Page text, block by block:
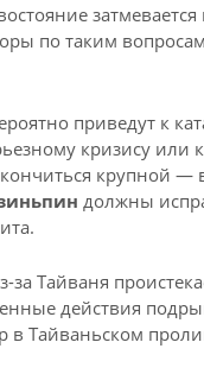
по таким
приведут к
кризису или
крупной
должны
за Тайваня
действия
Тайваньском